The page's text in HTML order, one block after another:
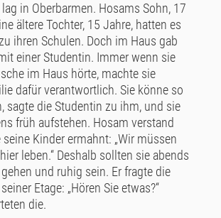
in Oberbarmen. Hosams Sohn, 17
ältere Tochter, 15 Jahre, hatten es
ihren Schulen. Doch im Haus gab
einer Studentin. Immer wenn sie
im Haus hörte, machte sie
dafür verantwortlich. Sie könne so
sagte die Studentin zu ihm, und sie
früh aufstehen. Hosam verstand
Kinder ermahnt: „Wir müssen
leben.“ Deshalb sollten sie abends
und ruhig sein. Er fragte die
Etage: „Hören Sie etwas?“
die.